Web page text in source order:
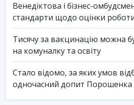
Венедіктова і бізнес-
стандарти щодо оцінки
Тисячу за вакцинацію можна
на комуналку та освіту
Стало відомо, за яких умов
одночасний допит Порошенка